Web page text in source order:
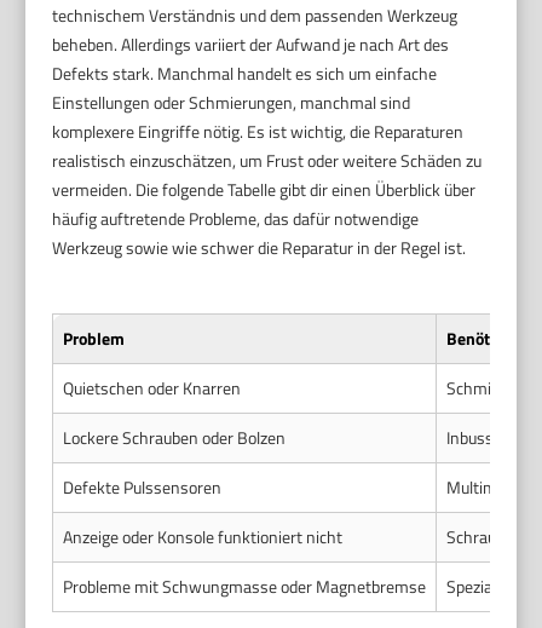
technischem Verständnis und dem passenden Werkzeug
beheben. Allerdings variiert der Aufwand je nach Art des
Defekts stark. Manchmal handelt es sich um einfache
Einstellungen oder Schmierungen, manchmal sind
komplexere Eingriffe nötig. Es ist wichtig, die Reparaturen
realistisch einzuschätzen, um Frust oder weitere Schäden zu
vermeiden. Die folgende Tabelle gibt dir einen Überblick über
häufig auftretende Probleme, das dafür notwendige
Werkzeug sowie wie schwer die Reparatur in der Regel ist.
Problem
Benötigte
Quietschen oder Knarren
Schmieröl,
Lockere Schrauben oder Bolzen
Defekte Pulssensoren
Multimeter,
Anzeige oder Konsole funktioniert nicht
Probleme mit Schwungmasse oder Magnetbremse